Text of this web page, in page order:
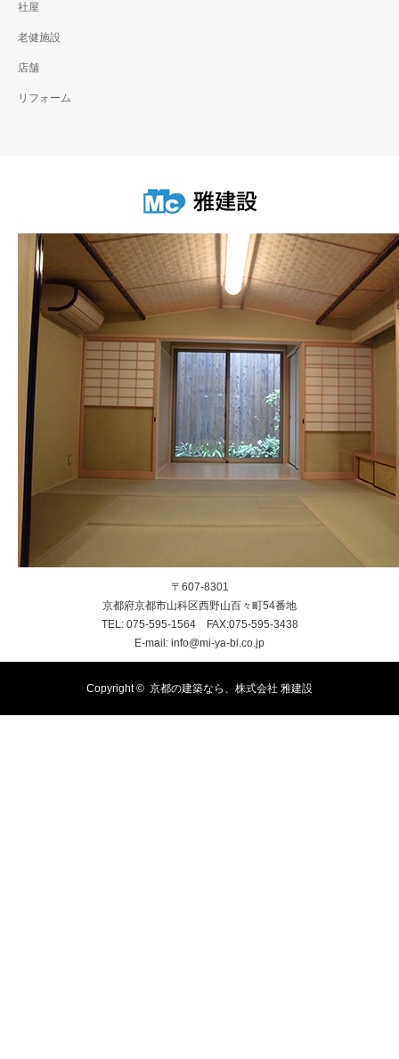
社屋
老健施設
店舗
リフォーム
〒607-8301
京都府京都市山科区西野山百々町54番地
TEL: 075-595-1564 FAX:075-595-3438
E-mail: info@mi-ya-bi.co.jp
Copyright © 京都の建築なら、株式会社 雅建設